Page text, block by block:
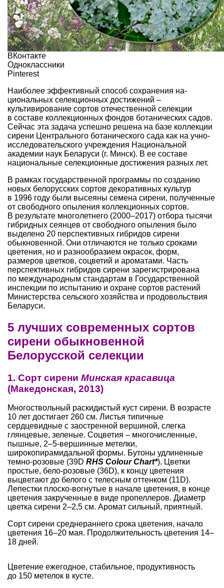
ВКонтакте
Одноклассники
Pinterest
Наиболее эффективный способ сохранения на­
циональных селекци­онных достижений –
культивирование сор­тов отечественной селекции
в составе коллекционных фондов ботанических садов.
Сейчас эта задача успешно ре­шена на базе коллекции
сирени Цен­трального ботанического сада как на­ учно­
исследовательского учреждения Национальной
академии наук Беларуси (г. Минск). В ее составе
национальные селекционные достижения разных лет.
В рамках государственной програм­мы по созданию
новых белорусских сортов декоративных культур
в 1996 го­ду были высеяны семена сирени, по­лученные
от свободного опыления коллекционных сортов.
В результате многолетнего (2000–2017) отбора ты­сячи
гибридных сеянцев от свободного опыления было
выделено 20 перспек­тивных гибридов сирени
обыкновен­ной. Они отличаются не только сро­ками
цветения, но и разнообразием окрасок, форм,
размеров цветков, со­цветий и ароматами. Часть
перспектив­ных гибридов сирени зарегистрирована
по международным стандартам в Госу­дарственной
инспекции по испытанию и охране сортов растений
Министер­ства сельского хозяйства и продоволь­ствия
Беларуси.
5 лучших современных сортов
сирени обыкновенной
Белорусской селекции
1. Сорт сирени Минская красавица
(Македонская, 2013)
Многоствольный раскидистый куст сирени. В возрасте
10 лет достигает 260 см. Листья типичные
сердцевидные с заостренной вершиной, слегка
глянцевые, зеленые. Соцветия – многочисленные,
пышные, 2–5-вершинные метелки,
широкопирамидальной формы. Бутоны удлиненные
темно-розовые (39D RHS Colour Chart*). Цветки
простые, бело-розовые (36D), к концу цветения
выцветают до белого с телесным оттенком (11D).
Лепестки плоско-вогнутые в начале цветения, в конце
цветения закрученные в виде пропеллеров. Диаметр
цветка сирени 2–2,5 см. Аромат сильный, приятный.
Сорт сирени среднераннего срока цветения, начало
цветения 16–20 мая. Продолжительность цветения 14–
18 дней.
Цветение ежегодное, стабильное, продуктивность
до 150 метелок в кусте.